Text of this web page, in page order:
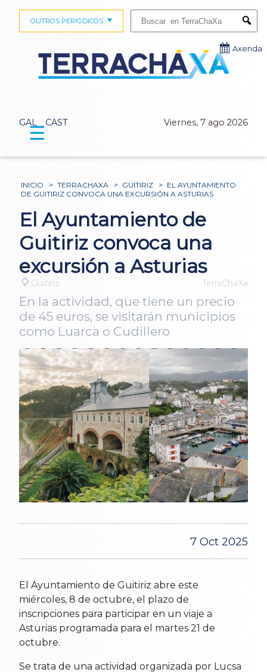
GAL CAST Viernes, 7 ago 2026
OUTROS PERIÓDICOS
Axenda
☰
INICIO > TERRACHAXA > GUITIRIZ > EL AYUNTAMIENTO
DE GUITIRIZ CONVOCA UNA EXCURSIÓN A ASTURIAS
El Ayuntamiento de
Guitiriz convoca una
excursión a Asturias
Guitiriz TerraChaXa
En la actividad, que tiene un precio
de 45 euros, se visitarán municipios
como Luarca o Cudillero
7 Oct 2025
El Ayuntamiento de Guitiriz abre este
miércoles, 8 de octubre, el plazo de
inscripciones para participar en un viaje a
Asturias programada para el martes 21 de
octubre.
Se trata de una actividad organizada por Lucsa